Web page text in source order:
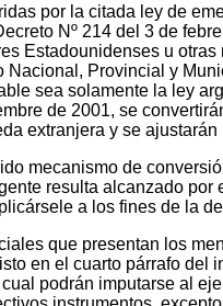
por la citada ley de
Nº 214 del 3 de
Estadounidenses u
Provincial y
sea solamente la ley
de 2001, se
extranjera y se
mecanismo de
resulta alcanzado
a los fines de la
que presentan los
en el cuarto párrafo del
podrán imputarse al